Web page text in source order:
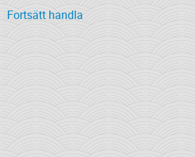
Fortsätt handla